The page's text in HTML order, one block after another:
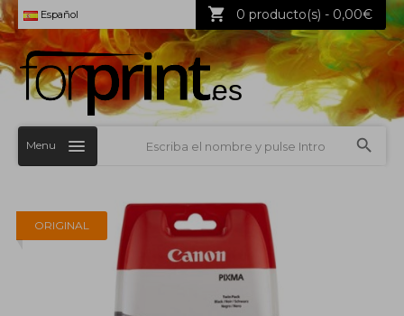
Español 0 producto(s) - 0,00€
Menu
ORIGINAL